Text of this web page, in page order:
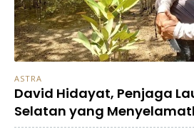
ASTRA
David Hidayat, Penjaga
Selatan yang